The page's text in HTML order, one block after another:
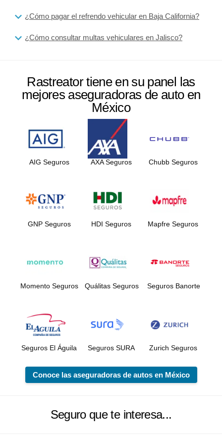
¿Cómo pagar el refrendo vehicular en Baja California?
¿Cómo consultar multas vehiculares en Jalisco?
Rastreator tiene en su panel las
mejores aseguradoras de auto en
México
AIG Seguros AXA Seguros Chubb Seguros
GNP Seguros HDI Seguros Mapfre Seguros
Momento Seguros Quálitas Seguros Seguros Banorte
Seguros El Águila Seguros SURA Zurich Seguros
Conoce las aseguradoras de autos en México
Seguro que te interesa...